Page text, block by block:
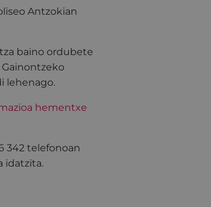
Antzokian
baino ordubete
Gainontzeko
lehenago.
hementxe
342 telefonoan
idatzita.